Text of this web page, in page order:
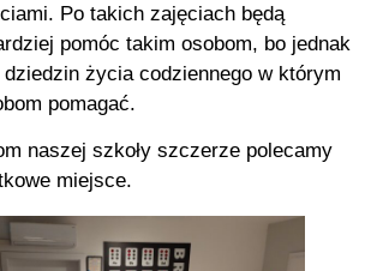
Po takich zajęciach będą
pomóc takim osobom, bo jednak
życia codziennego w którym
pomagać.
naszej szkoły szczerze polecamy
miejsce.